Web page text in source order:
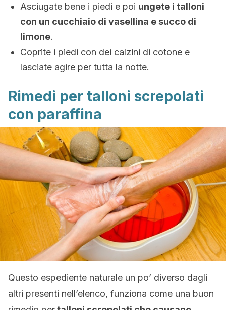
Asciugate bene i piedi e poi ungete i talloni
con un cucchiaio di vasellina e succo di
limone.
Coprite i piedi con dei calzini di cotone e
lasciate agire per tutta la notte.
Rimedi per talloni screpolati
con paraffina
Questo espediente naturale un po’ diverso dagli
altri presenti nell’elenco, funziona come una buon